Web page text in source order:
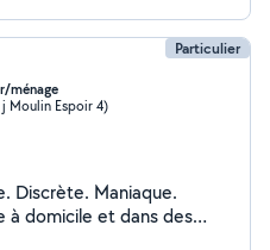
Particulier
ménage
Moulin Espoir 4)
Discrète. Maniaque.
à domicile et dans des